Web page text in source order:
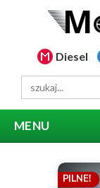
Diesel
MENU